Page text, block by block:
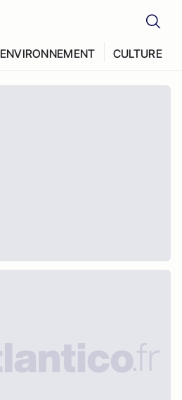
ENVIRONNEMENT CULTURE